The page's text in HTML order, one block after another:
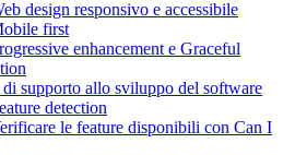
design responsivo e accessibile
first
enhancement e Graceful
supporto allo sviluppo del software
detection
le feature disponibili con Can I